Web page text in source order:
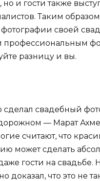
но и гости также
Таким
своей
профессиональным
разницу и вы.
сделал свадебный
— Марат
считают, что
может сделать
гости на свадьбе.
доказал, что это не